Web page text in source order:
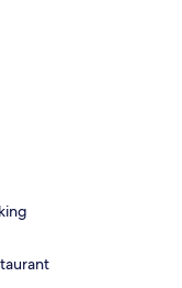
Gundeldingen se